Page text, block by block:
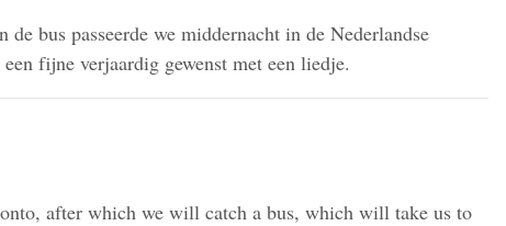
bus passeerde we middernacht in de Nederlandse
fijne verjaardig gewenst met een liedje.
after which we will catch a bus, which will take us to